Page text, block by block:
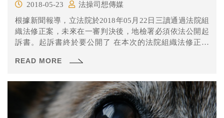
2018-05-23
法操司想傳媒
根據新聞報導，立法院於2018年05月22日三讀通過法院組
織法修正案，未來在一審判決後，地檢署必須依法公開起
訴書。起訴書終於要公開了 在本次的法院組織法修正以
書。一直以來，雖然人民都可以透過網路知道案件的判決
並不會有人知道檢察官為什麼會起訴、用什麼理由起訴。
READ MORE